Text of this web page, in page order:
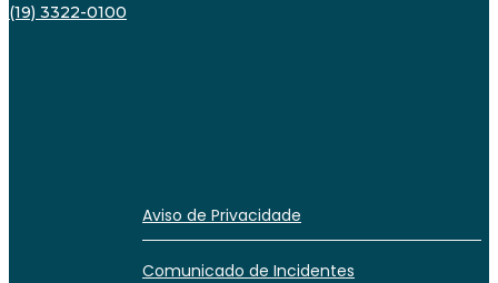
(19) 3322-0100
Aviso de Privacidade
Comunicado de Incidentes